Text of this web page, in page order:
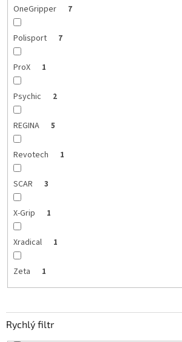
OneGripper 7
Polisport 7
ProX 1
Psychic 2
REGINA 5
Revotech 1
SCAR 3
X-Grip 1
Xradical 1
Zeta 1
Rychlý filtr